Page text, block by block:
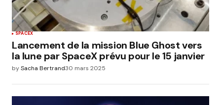
SPACEX
Lancement de la mission Blue Ghost vers
la lune par SpaceX prévu pour le 15 janvier
bySacha Bertrand30 mars 2025